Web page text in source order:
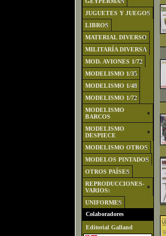
JUGUETES Y JUEGOS
LIBROS
MATERIAL DIVERSO
MILITARÍA DIVERSA
MOD. AVIONES 1/72
MODELISMO 1/35
MODELISMO 1/48
MODELISMO 1/72
MODELISMO
BARCOS
MODELISMO
DESPIECE
MODELISMO OTROS
MODELOS PINTADOS
OTROS PAÍSES
REPRODUCCIONES-
VARIOS:
UNIFORMES
Colaboradores
Editorial Galland